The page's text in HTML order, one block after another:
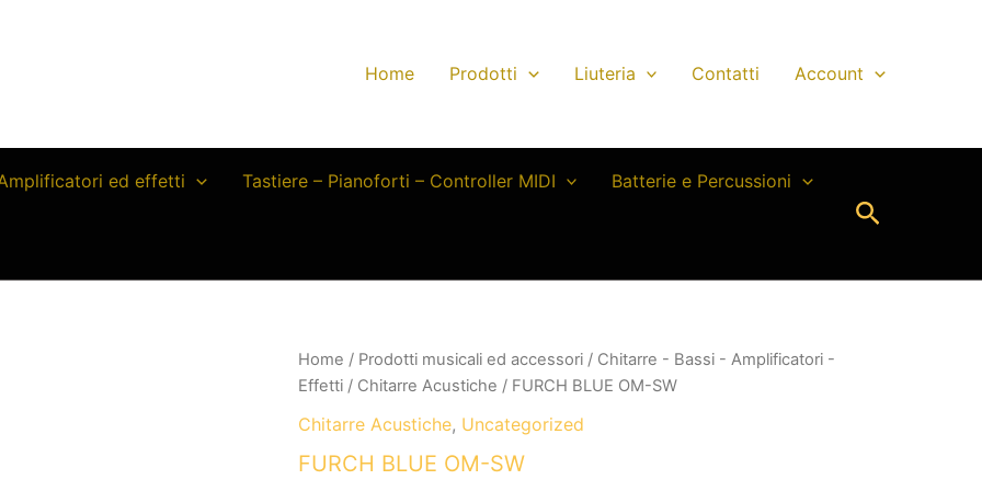
Home Prodotti Liuteria Contatti Account
ed effetti Tastiere – Pianoforti – Controller MIDI Batterie e Percussioni
Cerca
Home / Prodotti musicali ed accessori / Chitarre - Bassi - Amplificatori -
Effetti / Chitarre Acustiche / FURCH BLUE OM-SW
Chitarre Acustiche, Uncategorized
FURCH BLUE OM-SW